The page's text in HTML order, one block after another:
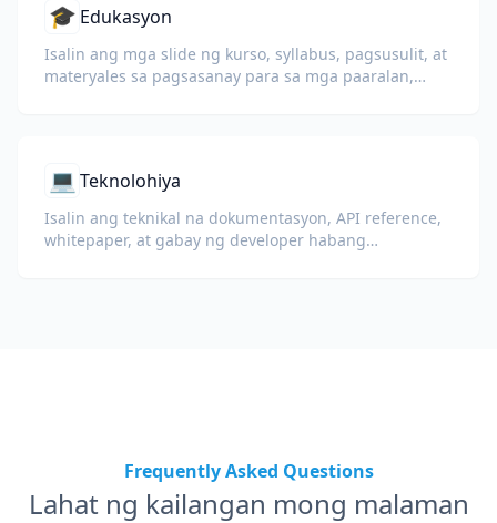
🎓 Edukasyon
Isalin ang mga slide ng kurso, syllabus, pagsusulit, at
materyales sa pagsasanay para sa mga paaralan,
💻 Teknolohiya
Isalin ang teknikal na dokumentasyon, API reference,
whitepaper, at gabay ng developer habang
Frequently Asked Questions
Lahat ng kailangan mong malaman